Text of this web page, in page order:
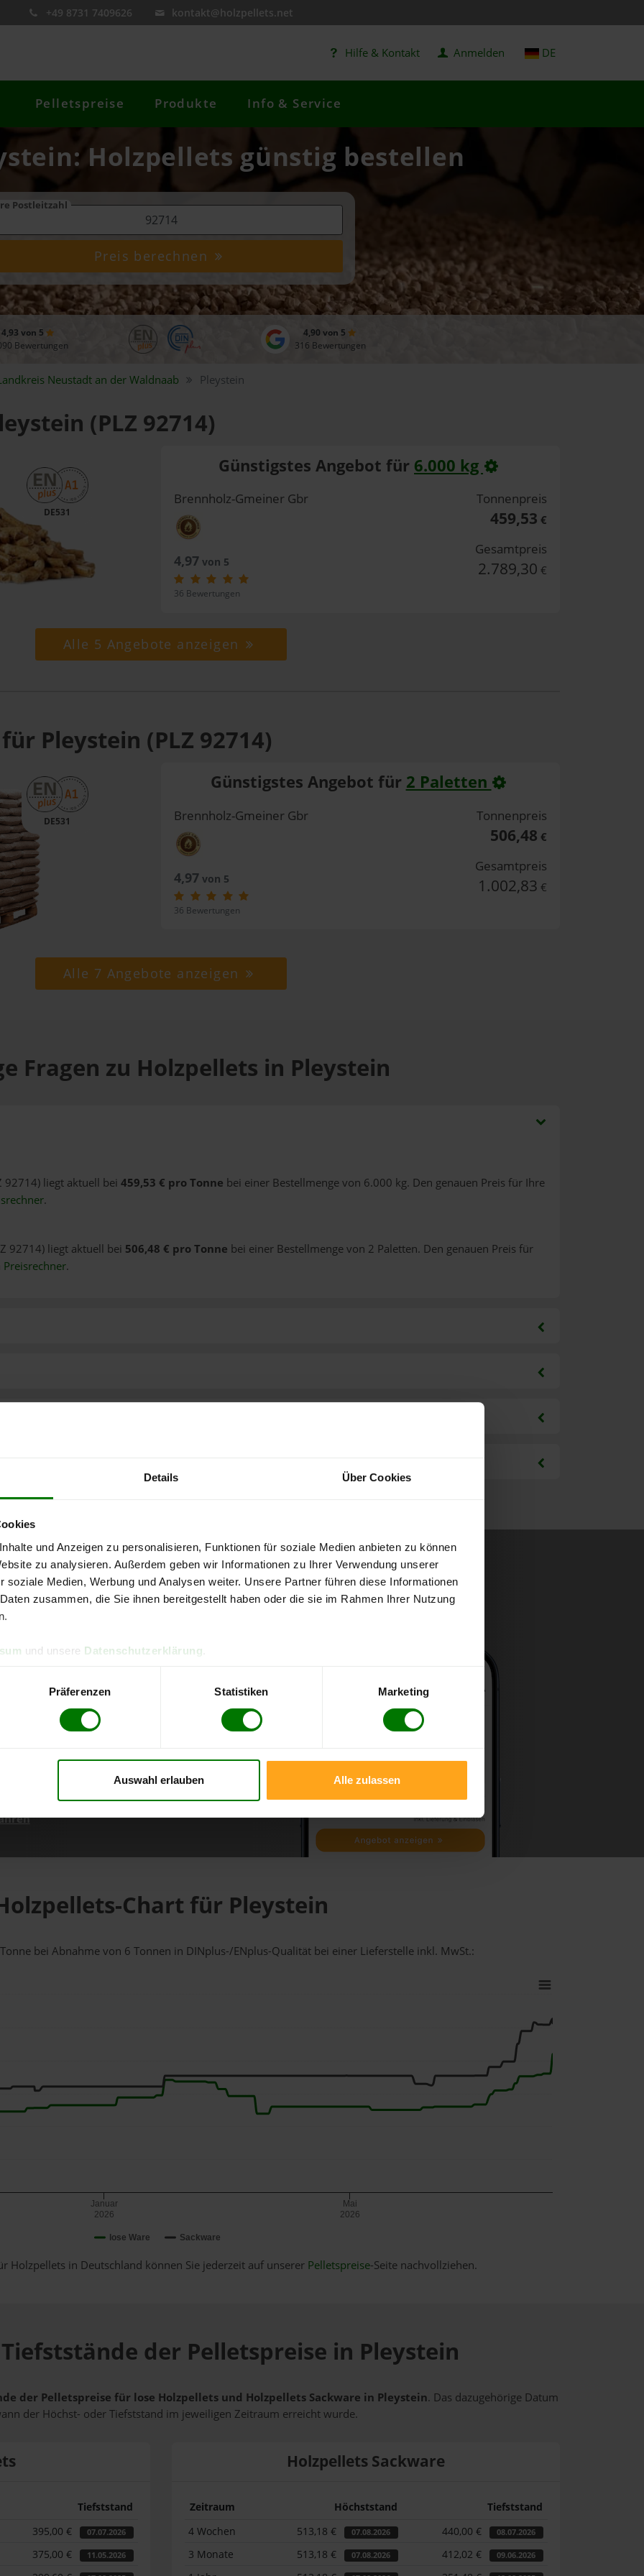
Details Über Cookies
und Anzeigen zu personalisieren, Funktionen für soziale Medien anbieten zu können
zu analysieren. Außerdem geben wir Informationen zu Ihrer Verwendung unserer
soziale Medien, Werbung und Analysen weiter. Unsere Partner führen diese Informationen
zusammen, die Sie ihnen bereitgestellt haben oder die sie im Rahmen Ihrer Nutzung
und unsere Datenschutzerklärung
Präferenzen Statistiken Marketing
Auswahl erlauben Alle zulassen
+49 8731 7409626 kontakt@holzpellets.net
Hilfe & Kontakt Anmelden DE
Pelletspreise Produkte Info & Service
Holzpellets günstig bestellen
Postleitzahl
Preis berechnen
4,93 von 5
Bewertungen
4,90 von 5
316 Bewertungen
Neustadt an der Waldnaab Pleystein
(PLZ 92714)
DE531
Günstigstes Angebot für 6.000 kg
Brennholz-Gmeiner Gbr
4,97von 5
36 Bewertungen
Tonnenpreis
459,53 €
Gesamtpreis
2.789,30 €
Alle 5 Angebote anzeigen
Pleystein (PLZ 92714)
DE531
Günstigstes Angebot für 2 Paletten
Brennholz-Gmeiner Gbr
4,97von 5
36 Bewertungen
Tonnenpreis
506,48 €
Gesamtpreis
1.002,83 €
Alle 7 Angebote anzeigen
Fragen zu Holzpellets in Pleystein
92714) liegt aktuell bei 459,53 € pro Tonne bei einer Bestellmenge von 6.000 kg. Den genauen Preis für Ihre
.
92714) liegt aktuell bei 506,48 € pro Tonne bei einer Bestellmenge von 2 Paletten. Den genauen Preis für
Preisrechner.
kostenlose
direkt online bestellen
aktuellen Stand
Chart für Pleystein
bei Abnahmevon 6 Tonnen in DINplus-/ENplus-Qualität bei einer Lieferstelle inkl. MwSt.:
lose Ware Sackware
Januar
2026
Mai
2026
Holzpellets in Deutschland können Sie jederzeit auf unserer Pelletspreise-Seite nachvollziehen.
der Pelletspreise in Pleystein
der Pelletspreise für lose Holzpellets und Holzpellets Sackware in Pleystein. Das dazugehörige Datum
der Höchst- oder Tiefststand im jeweiligen Zeitraum erreicht wurde.
Tiefststand
395,00 € 07.07.2026
375,00 € 11.05.2026
Holzpellets Sackware
Zeitraum Höchststand
Tiefststand
4 Wochen
513,18 € 07.08.2026 440,00 € 08.07.2026
3 Monate 513,18 € 07.08.2026 412,02 € 09.06.2026